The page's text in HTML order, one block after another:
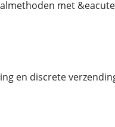
met
en discrete